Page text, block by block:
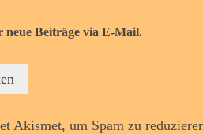
neue Beiträge via E-Mail.
Akismet, um Spam zu